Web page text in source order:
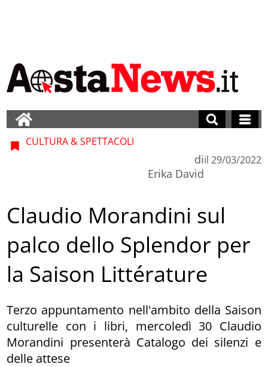
CULTURA & SPETTACOLI
di
Erika David
il 29/03/2022
Claudio Morandini sul
palco dello Splendor per
la Saison Littérature
Terzo appuntamento nell'ambito della Saison
culturelle con i libri, mercoledì 30 Claudio
Morandini presenterà Catalogo dei silenzi e
delle attese